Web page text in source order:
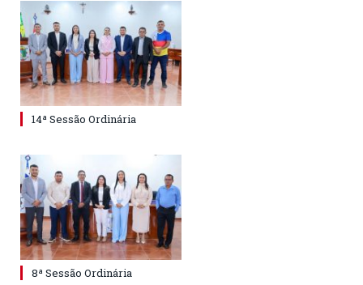
14ª Sessão Ordinária
8ª Sessão Ordinária